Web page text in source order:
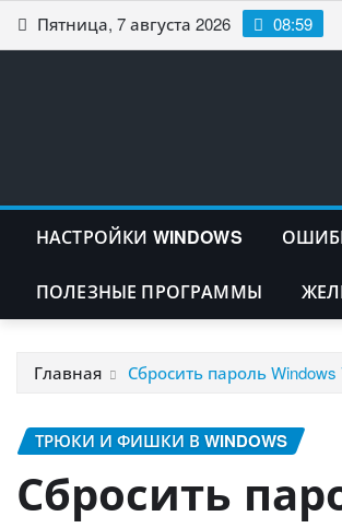
Перейти
к
Пятница, 7 августа 2026 08:59
НАСТРОЙКИ WINDOWS
ПОЛЕЗНЫЕ ПРОГРАММЫ
Главная Сбросить пароль Windows
ТРЮКИ И ФИШКИ В WINDOWS
Сбросить